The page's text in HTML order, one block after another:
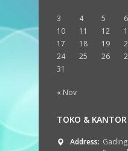
3
4 5 6
10
11 12
17
18 19
24
25 26
31
« Nov
TOKO & KANTOR
Address: